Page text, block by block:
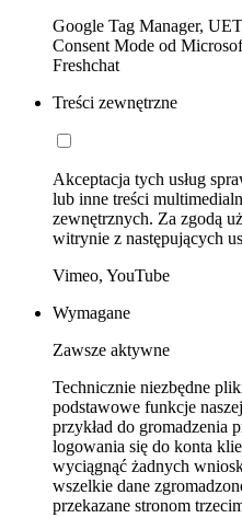
Google Tag Manager,
Consent Mode od
Freshchat
Treści zewnętrzne
Akceptacja tych usług
lub inne treści
zewnętrznych. Za zgodą
witrynie z następujących
Vimeo, YouTube
Wymagane
Zawsze aktywne
Technicznie niezbędne
podstawowe funkcje
przykład do gromadzenia
logowania się do konta
wyciągnąć żadnych
wszelkie dane
przekazane stronom